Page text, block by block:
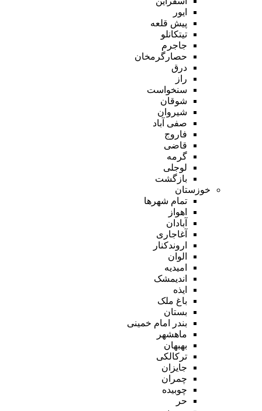
ایور
پیش قلعه
تیتکانلو
جاجرم
حصارگرمخان
درق
راز
سنخواست
شوقان
شیروان
صفی آباد
فاروج
قاضی
گرمه
لوجلی
بازگشت
خوزستان
تمام شهر‌ها
اهواز
آبادان
آغاجاری
اروندکنار
الوان
امیدیه
اندیمشک
ایذه
باغ ملک
بستان
بندر امام خمینی
ماهشهر
بهبهان
ترکالکی
جایزان
چمران
چوبیده
حر